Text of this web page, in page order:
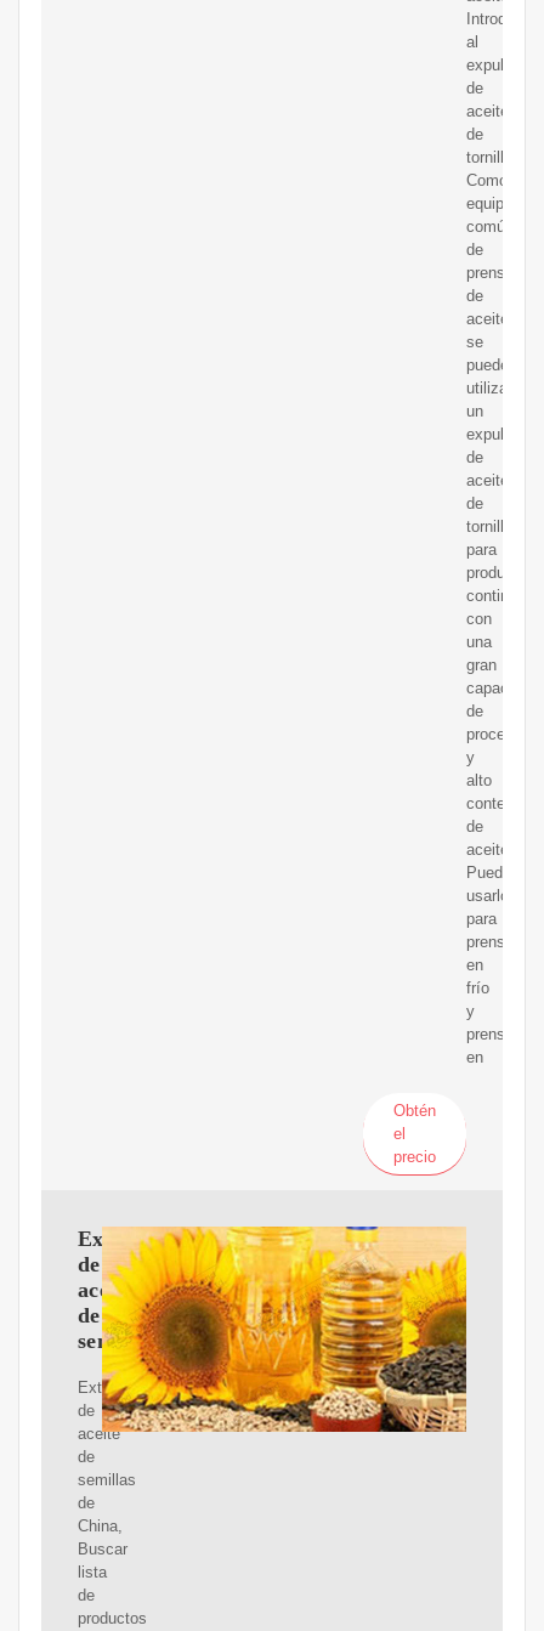
al
expulsor
de
aceite
de
tornillo.
Como
equipo
común
de
prensado
de
aceite,
se
puede
utilizar
un
expulsor
de
aceite
de
tornillo
para
producción
continua,
con
una
gran
capacidad
de
y
alto
contenido
de
aceite.
Puedes
usarlo
para
prensado
en
frío
y
prensado
en
Obtén
el
precio
Extractor
de
aceite
de
semillas
Extractor
de
aceite
de
semillas
de
China,
Buscar
lista
de
productos